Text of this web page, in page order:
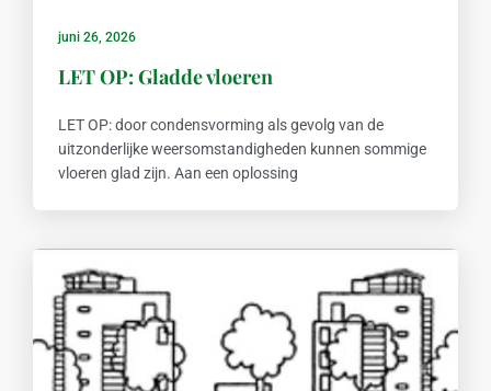
juni 26, 2026
LET OP: Gladde vloeren
LET OP: door condensvorming als gevolg van de
uitzonderlijke weersomstandigheden kunnen sommige
vloeren glad zijn. Aan een oplossing